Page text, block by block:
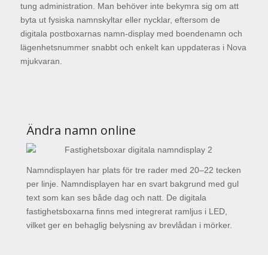
tung administration. Man behöver inte bekymra sig om att
byta ut fysiska namnskyltar eller nycklar, eftersom de
digitala postboxarnas namn-display med boendenamn och
lägenhetsnummer snabbt och enkelt kan uppdateras i Nova
mjukvaran.
Ändra namn online
Namndisplayen har plats för tre rader med 20–22 tecken
per linje. Namndisplayen har en svart bakgrund med gul
text som kan ses både dag och natt. De digitala
fastighetsboxarna finns med integrerat ramljus i LED,
vilket ger en behaglig belysning av brevlådan i mörker.